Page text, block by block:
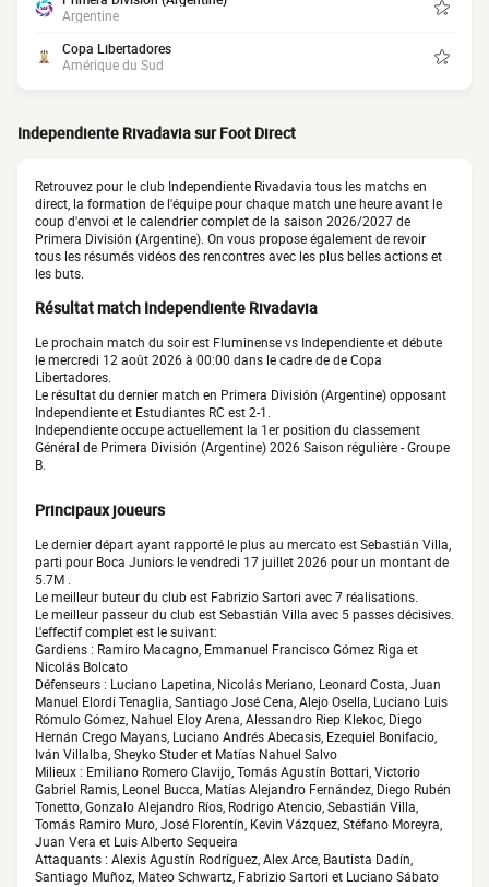
Argentine
Copa Libertadores
Amérique du Sud
Independiente Rivadavia sur Foot Direct
Retrouvez pour le club Independiente Rivadavia tous les matchs en
direct, la formation de l'équipe pour chaque match une heure avant le
coup d'envoi et le calendrier complet de la saison 2026/2027 de
Primera División (Argentine). On vous propose également de revoir
tous les résumés vidéos des rencontres avec les plus belles actions et
les buts.
Résultat match Independiente Rivadavia
Le prochain match du soir est Fluminense vs Independiente et débute
le mercredi 12 août 2026 à 00:00 dans le cadre de de Copa
Libertadores.
Le résultat du dernier match en Primera División (Argentine) opposant
Independiente et Estudiantes RC est 2-1.
Independiente occupe actuellement la 1er position du classement
Général de Primera División (Argentine) 2026 Saison régulière - Groupe
B.
Principaux joueurs
Le dernier départ ayant rapporté le plus au mercato est Sebastián Villa,
parti pour Boca Juniors le vendredi 17 juillet 2026 pour un montant de
5.7M .
Le meilleur buteur du club est Fabrizio Sartori avec 7 réalisations.
Le meilleur passeur du club est Sebastián Villa avec 5 passes décisives.
L'effectif complet est le suivant:
Gardiens : Ramiro Macagno, Emmanuel Francisco Gómez Riga et
Nicolás Bolcato
Défenseurs : Luciano Lapetina, Nicolás Meriano, Leonard Costa, Juan
Manuel Elordi Tenaglia, Santiago José Cena, Alejo Osella, Luciano Luis
Rómulo Gómez, Nahuel Eloy Arena, Alessandro Riep Klekoc, Diego
Hernán Crego Mayans, Luciano Andrés Abecasis, Ezequiel Bonifacio,
Iván Villalba, Sheyko Studer et Matías Nahuel Salvo
Milieux : Emiliano Romero Clavijo, Tomás Agustín Bottari, Victorio
Gabriel Ramis, Leonel Bucca, Matías Alejandro Fernández, Diego Rubén
Tonetto, Gonzalo Alejandro Ríos, Rodrigo Atencio, Sebastián Villa,
Tomás Ramiro Muro, José Florentín, Kevin Vázquez, Stéfano Moreyra,
Juan Vera et Luis Alberto Sequeira
Attaquants : Alexis Agustín Rodríguez, Alex Arce, Bautista Dadín,
Santiago Muñoz, Mateo Schwartz, Fabrizio Sartori et Luciano Sábato